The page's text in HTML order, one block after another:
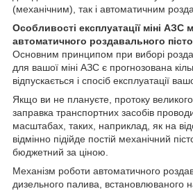
(механічним), так і автоматичним
Особливості експлуатації міні АЗС
автоматичного роздавального
Основним принципом при виборі
для вашої міні АЗС є прогнозована
відпускається і спосіб експлуатації
Якщо ви не плануєте, протоку
заправка транспортних засобів
масштабах, таких, наприклад, як на
відмінно підійде постій механічний
бюджетний за ціною.
Механізм роботи автоматичного
дизельного палива, встановлюваного